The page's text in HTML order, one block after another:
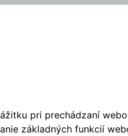
pri prechádzaní
základných funkcií